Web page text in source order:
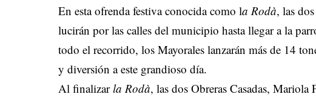
En esta ofrenda festiva conocida como la Rodà, las
lucirán por las calles del municipio hasta llegar a la
todo el recorrido, los Mayorales lanzarán más de 14
y diversión a este grandioso día.
Al finalizarla Rodà, las dos Obreras Casadas,